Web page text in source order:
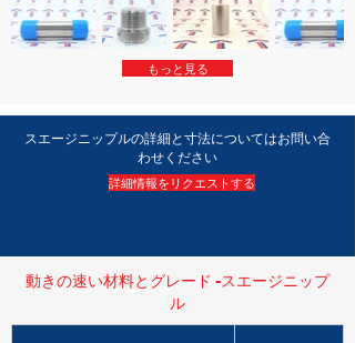
もっと見る
スエージニップルの詳細と寸法についてはお問い合
わせください
詳細情報をリクエストする
動きの速い材料とグレード -スエージニップ
ル